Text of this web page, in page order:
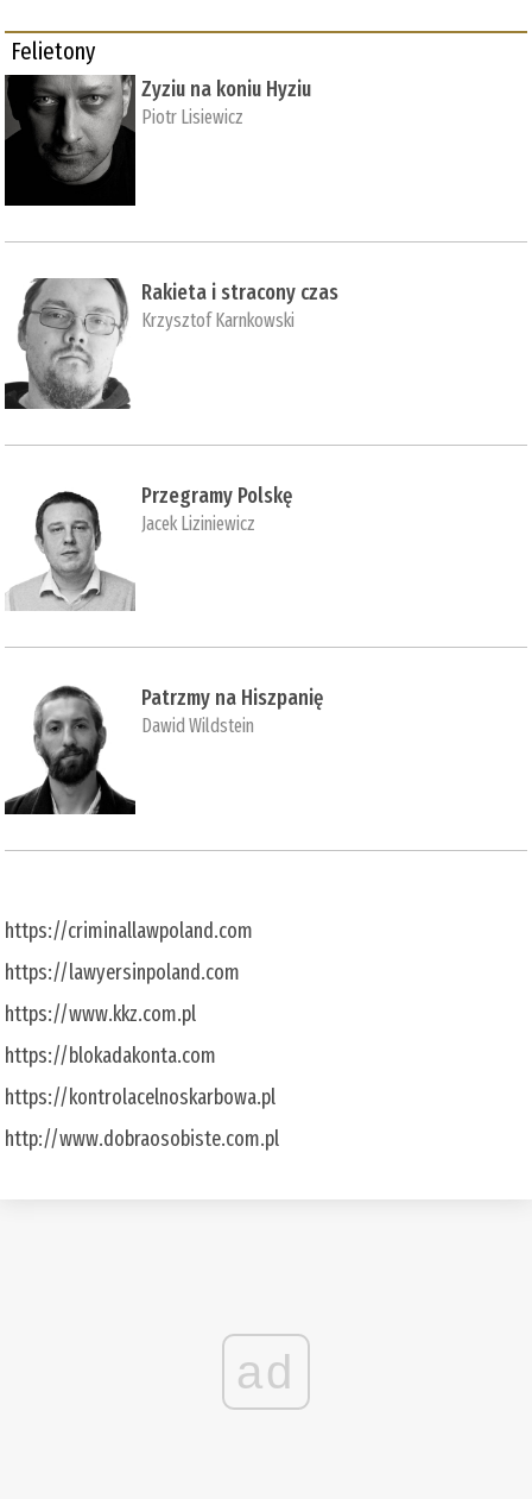
Felietony
Zyziu na koniu Hyziu
Piotr Lisiewicz
Rakieta i stracony czas
Krzysztof Karnkowski
Przegramy Polskę
Jacek Liziniewicz
Patrzmy na Hiszpanię
Dawid Wildstein
https://criminallawpoland.com
https://lawyersinpoland.com
https://www.kkz.com.pl
https://blokadakonta.com
https://kontrolacelnoskarbowa.pl
http://www.dobraosobiste.com.pl
ad